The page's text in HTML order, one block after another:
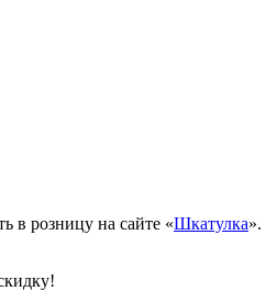
в розницу на сайте «Шкатулка».